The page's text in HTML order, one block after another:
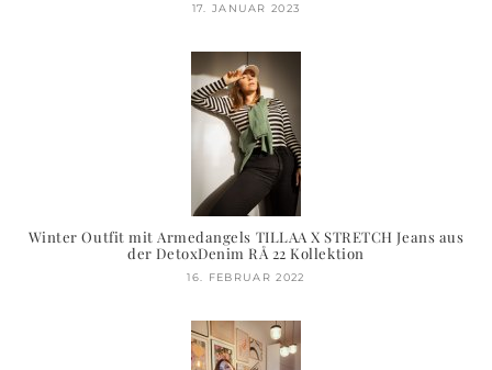
17. JANUAR 2023
Winter Outfit mit Armedangels TILLAA X STRETCH Jeans aus
der DetoxDenim RÅ 22 Kollektion
16. FEBRUAR 2022